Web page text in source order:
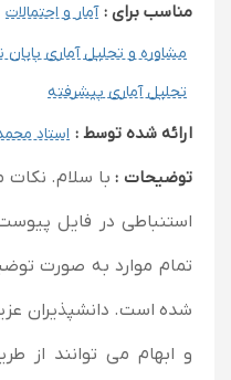
مناسب برای : آمار و احتمالات
مشاوره و تحلیل آماری پایان
تحلیل آماری پیشرفته
ارائه شده توسط : استاد
توضیحات :با سلام. نکات
تمام موارد به صورت
شده است. دانشپذیران
و ابهام می توانند از